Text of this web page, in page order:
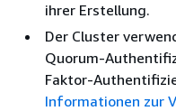
ihrer Erstellung.
Der Cluster
Quorum-
Faktor-
Informationen zur